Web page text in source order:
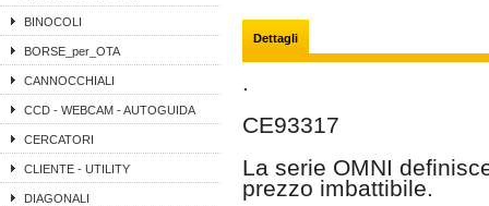
BINOCOLI
BORSE_per_OTA
CANNOCCHIALI
CCD - WEBCAM - AUTOGUIDA
CERCATORI
CLIENTE - UTILITY
DIAGONALI
Dettagli
.
CE93317
La serie OMNI
prezzo imbattibile.